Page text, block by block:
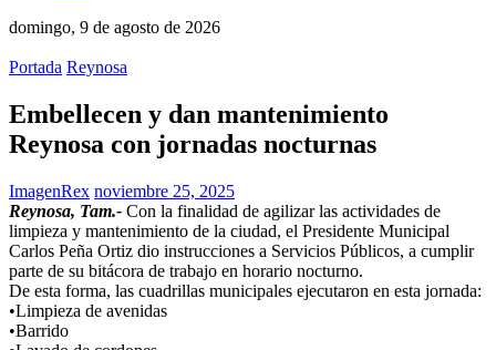
domingo, 9 de agosto de 2026
Portada Reynosa
Embellecen y dan mantenimiento
Reynosa con jornadas nocturnas
ImagenRex noviembre 25, 2025
Reynosa, Tam.- Con la finalidad de agilizar las actividades de
limpieza y mantenimiento de la ciudad, el Presidente Municipal
Carlos Peña Ortiz dio instrucciones a Servicios Públicos, a cumplir
parte de su bitácora de trabajo en horario nocturno.
De esta forma, las cuadrillas municipales ejecutaron en esta jornada:
•Limpieza de avenidas
•Barrido